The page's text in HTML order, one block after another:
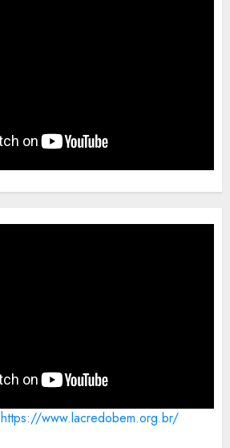
https://www.lacredobem.org.br/